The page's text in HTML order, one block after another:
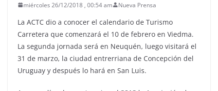
miércoles 26/12/2018 , 00:54 am Nueva Prensa
La ACTC dio a conocer el calendario de Turismo
Carretera que comenzará el 10 de febrero en Viedma.
La segunda jornada será en Neuquén, luego visitará el
31 de marzo, la ciudad entrerriana de Concepción del
Uruguay y después lo hará en San Luis.